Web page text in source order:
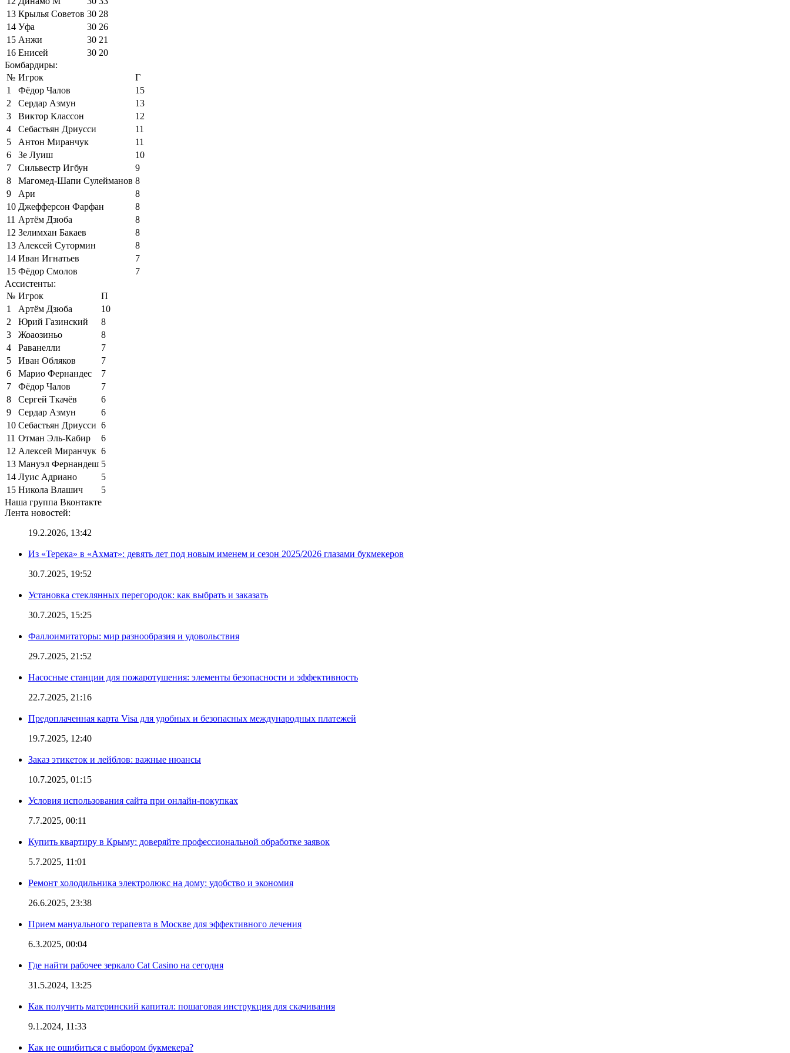
13 Крылья Советов 30 28
14 Уфа 30 26
15 Анжи 30 21
16 Енисей 30 20
Бомбардиры:
№ Игрок
Г
1
Фёдор Чалов
15
2
Сердар Азмун
13
3
Виктор Классон
12
4
Себастьян Дриусси
11
5
Антон Миранчук
11
6
Зе Луиш
10
7
Сильвестр Игбун
9
8
Магомед-Шапи Сулейманов 8
9
Ари
8
10 Джефферсон Фарфан
8
11 Артём Дзюба
8
12 Зелимхан Бакаев
8
13 Алексей Сутормин
8
14 Иван Игнатьев
7
15 Фёдор Смолов
7
Ассистенты:
№ Игрок
П
1
Артём Дзюба
10
2
Юрий Газинский
8
3
Жоаозиньо
8
4
Раванелли
7
5
Иван Обляков
7
6
Марио Фернандес
7
7
Фёдор Чалов
7
8
Сергей Ткачёв
6
9
Сердар Азмун
6
10 Себастьян Дриусси 6
11 Отман Эль-Кабир
6
12 Алексей Миранчук 6
13 Мануэл Фернандеш 5
14 Луис Адриано
5
15 Никола Влашич
5
Наша группа Вконтакте
Лента новостей:
19.2.2026, 13:42
Из «Терека» в «Ахмат»: девять лет под новым именем и сезон 2025/2026 глазами букмекеров
30.7.2025, 19:52
Установка стеклянных перегородок: как выбрать и заказать
30.7.2025, 15:25
Фаллоимитаторы: мир разнообразия и удовольствия
29.7.2025, 21:52
Насосные станции для пожаротушения: элементы безопасности и эффективность
22.7.2025, 21:16
Предоплаченная карта Visa для удобных и безопасных международных платежей
19.7.2025, 12:40
Заказ этикеток и лейблов: важные нюансы
10.7.2025, 01:15
Условия использования сайта при онлайн-покупках
7.7.2025, 00:11
Купить квартиру в Крыму: доверяйте профессиональной обработке заявок
5.7.2025, 11:01
Ремонт холодильника электролюкс на дому: удобство и экономия
26.6.2025, 23:38
Прием мануального терапевта в Москве для эффективного лечения
6.3.2025, 00:04
Где найти рабочее зеркало Cat Casino на сегодня
31.5.2024, 13:25
Как получить материнский капитал: пошаговая инструкция для скачивания
9.1.2024, 11:33
Как не ошибиться с выбором букмекера?